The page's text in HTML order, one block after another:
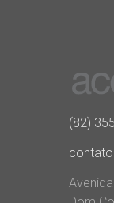
(82)